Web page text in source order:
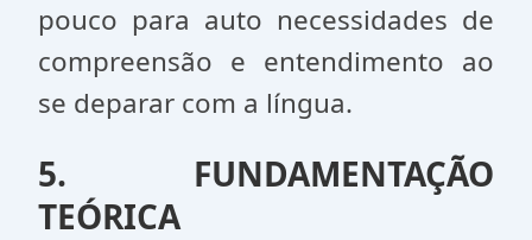
pouco para auto necessidades de
compreensão e entendimento ao
se deparar com a língua.
5. FUNDAMENTAÇÃO
TEÓRICA